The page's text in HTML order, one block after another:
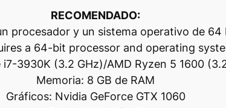
RECOMENDADO:
procesador y un sistema operativo de 64
a 64-bit processor and operating
3930K (3.2 GHz)/AMD Ryzen 5 1600
Memoria: 8 GB de RAM
Gráficos: Nvidia GeForce GTX 1060